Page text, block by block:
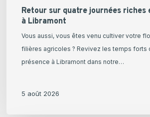
Retour sur quatre journées riches
à Libramont
Vous aussi, vous êtes venu cultiver votre
filières agricoles ? Revivez les temps forts
présence à Libramont dans notre…
5 août 2026